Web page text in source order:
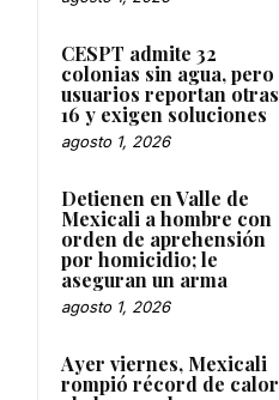
CESPT admite 32
colonias sin agua, pero
usuarios reportan otras
16 y exigen soluciones
agosto 1, 2026
Detienen en Valle de
Mexicali a hombre con
orden de aprehensión
por homicidio; le
aseguran un arma
agosto 1, 2026
Ayer viernes, Mexicali
rompió récord de calor